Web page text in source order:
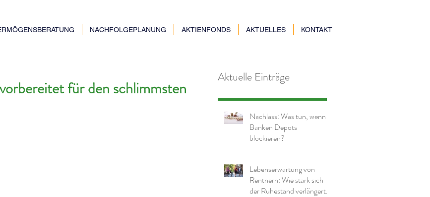
NACHFOLGEPLANUNG AKTIENFONDS AKTUELLES KONTAKT
für den schlimmsten
Aktuelle Einträge
Nachlass: Was tun, wenn
Banken Depots
blockieren?
Lebenserwartung von
Rentnern: Wie stark sich
der Ruhestand verlängert